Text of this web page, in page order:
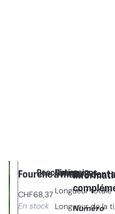
Fourche à main 3
CHF68,37
En stock
Description
Dimensions
Longueur totale
Longueur de la
Numéro